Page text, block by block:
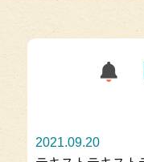
2021.09.20